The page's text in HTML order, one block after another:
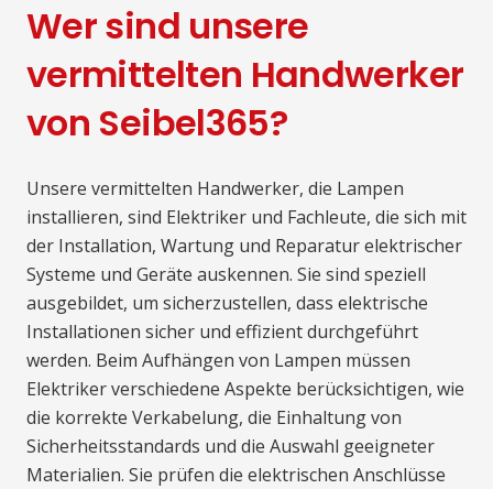
Wer sind unsere
vermittelten Handwerker
von Seibel365?
Unsere vermittelten Handwerker, die Lampen
installieren, sind Elektriker und Fachleute, die sich mit
der Installation, Wartung und Reparatur elektrischer
Systeme und Geräte auskennen. Sie sind speziell
ausgebildet, um sicherzustellen, dass elektrische
Installationen sicher und effizient durchgeführt
werden. Beim Aufhängen von Lampen müssen
Elektriker verschiedene Aspekte berücksichtigen, wie
die korrekte Verkabelung, die Einhaltung von
Sicherheitsstandards und die Auswahl geeigneter
Materialien. Sie prüfen die elektrischen Anschlüsse